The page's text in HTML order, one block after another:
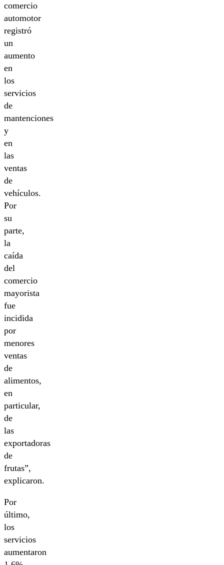
comercio
automotor
registró
un
aumento
en
los
servicios
de
mantenciones
y
en
las
ventas
de
vehículos.
Por
su
parte,
la
caída
del
comercio
mayorista
fue
incidida
por
menores
ventas
de
alimentos,
en
particular,
de
las
exportadoras
de
frutas”,
explicaron.
Por
último,
los
servicios
aumentaron